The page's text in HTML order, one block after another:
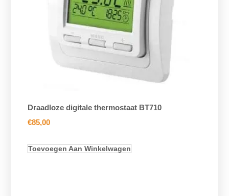
Draadloze digitale thermostaat BT710
€85,00
Toevoegen Aan Winkelwagen